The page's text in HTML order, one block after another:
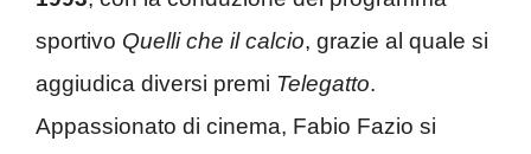
sportivo Quelli che il calcio, grazie al quale si
aggiudica diversi premi Telegatto.
Appassionato di cinema, Fabio Fazio si